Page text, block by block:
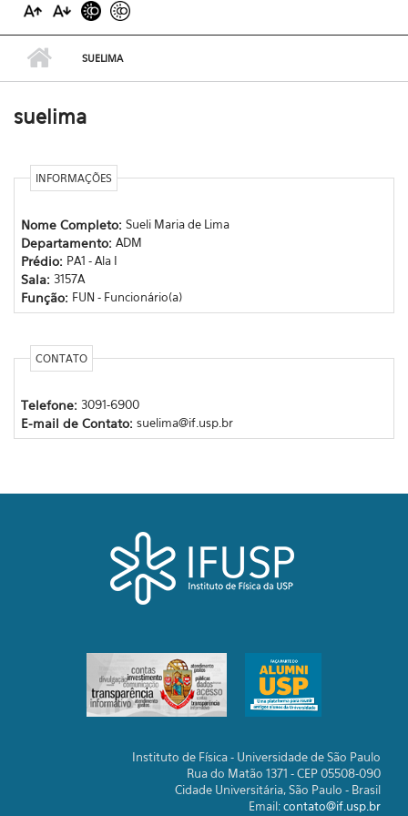
SUELIMA
suelima
INFORMAÇÕES
Nome Completo: Sueli Maria de Lima
Departamento: ADM
Prédio: PA1 - Ala I
Sala: 3157A
Função: FUN - Funcionário(a)
CONTATO
Telefone: 3091-6900
E-mail de Contato: suelima@if.usp.br
Instituto de Física - Universidade de São Paulo
Rua do Matão 1371 - CEP 05508-090
Cidade Universitária, São Paulo - Brasil
Email:contato@if.usp.br